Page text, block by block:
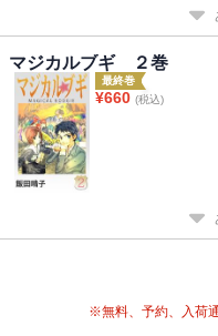
マジカルブギ ２巻
最終巻
¥660 (税込)
※無料、予約、入荷